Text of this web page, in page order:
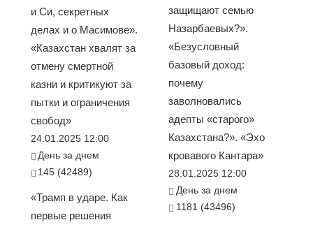
и Си, секретных
делах и о Масимове».
«Казахстан хвалят за
отмену смертной
казни и критикуют за
пытки и ограничения
свобод»
24.01.2025 12:00
День за днем
145 (42489)
«Трамп в ударе. Как
первые решения
защищают семью
Назарбаевых?».
«Безусловный
базовый доход:
почему
заволновались
адепты «старого»
Казахстана?». «Эхо
кровавого Кантара»
28.01.2025 12:00
День за днем
1181 (43496)